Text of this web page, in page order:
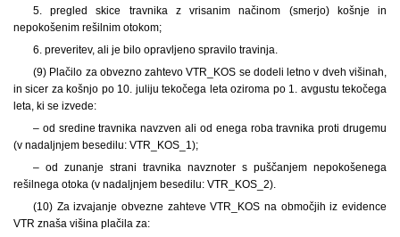
5. pregled skice travnika z vrisanim načinom (smerjo) košnje in
nepokošenim rešilnim otokom;
6. preveritev, ali je bilo opravljeno spravilo travinja.
(9) Plačilo za obvezno zahtevo VTR_KOS se dodeli letno v dveh višinah,
in sicer za košnjo po 10. juliju tekočega leta oziroma po 1. avgustu tekočega
leta, ki se izvede:
– od sredine travnika navzven ali od enega roba travnika proti drugemu
(v nadaljnjem besedilu: VTR_KOS_1);
– od zunanje strani travnika navznoter s puščanjem nepokošenega
rešilnega otoka (v nadaljnjem besedilu: VTR_KOS_2).
(10) Za izvajanje obvezne zahteve VTR_KOS na območjih iz evidence
VTR znaša višina plačila za: